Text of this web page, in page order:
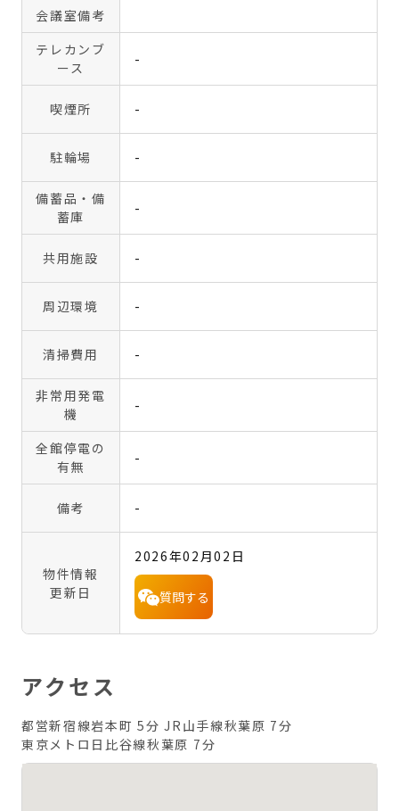
会議室備考
テレカンブ
ース
-
喫煙所 -
駐輪場 -
備蓄品・備
蓄庫
-
共用施設 -
周辺環境 -
清掃費用 -
非常用発電
機
-
全館停電の
有無
-
備考 -
物件情報
更新日
2026年02月02日
質問する
アクセス
都営新宿線岩本町 5分 JR山手線秋葉原 7分
東京メトロ日比谷線秋葉原 7分